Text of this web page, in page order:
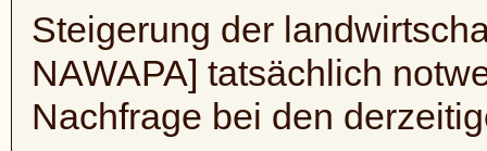
Steigerung der
NAWAPA] tatsächlich
Nachfrage bei den